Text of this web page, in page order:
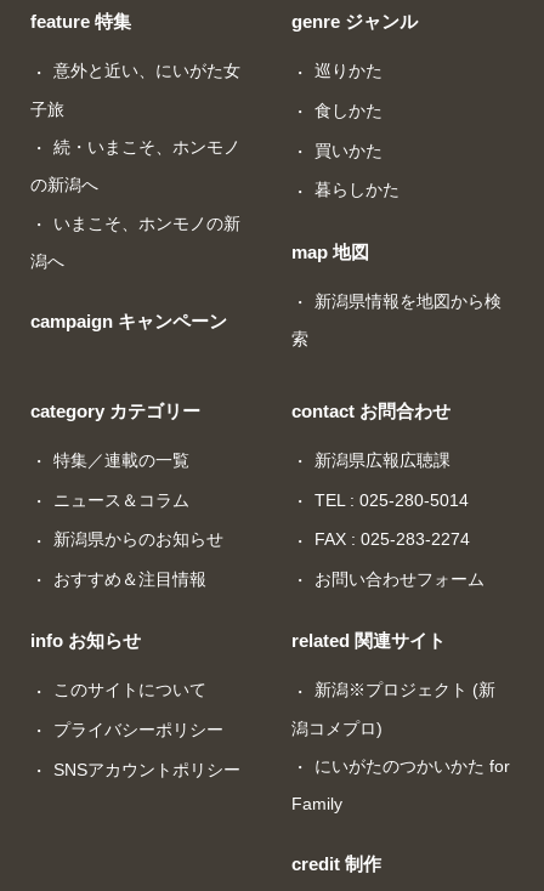
feature 特集
意外と近い、にいがた女
子旅
続・いまこそ、ホンモノ
の新潟へ
いまこそ、ホンモノの新
潟へ
campaign キャンペーン
genre ジャンル
巡りかた
食しかた
買いかた
暮らしかた
map 地図
新潟県情報を地図から検
索
category カテゴリー
特集／連載の一覧
ニュース＆コラム
新潟県からのお知らせ
おすすめ＆注目情報
info お知らせ
このサイトについて
プライバシーポリシー
SNSアカウントポリシー
contact お問合わせ
新潟県広報広聴課
TEL : 025-280-5014
FAX : 025-283-2274
お問い合わせフォーム
related 関連サイト
新潟※プロジェクト (新
潟コメプロ)
にいがたのつかいかた for
Family
credit 制作